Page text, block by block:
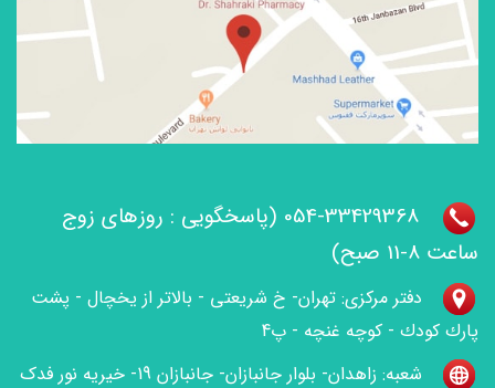
054-33429368 (پاسخگویی : روزهای زوج
ساعت 8-11 صبح)
دفتر مرکزی: تهران- خ شریعتی - بالاتر از یخچال - پشت
پارك کودك - كوچه غنچه - پ4
شعبه: زاهدان- بلوار جانبازان- جانبازان 19- خیریه نور فدک